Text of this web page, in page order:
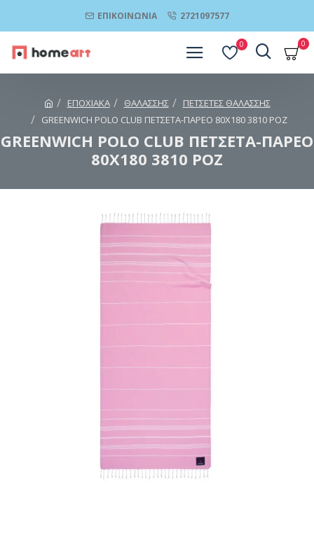
ΕΠΙΚΟΙΝΩΝΊΑ 2721097577
0 0
ΕΠΟΧΙΑΚΑ ΘΑΛΑΣΣΗΣ
ΠΕΤΣΕΤΕΣ ΘΑΛΑΣΣΗΣ
GREENWICH POLO CLUB ΠΕΤΣΕΤΑ-ΠΑΡΕΟ 80Χ180 3810 ΡΟΖ
GREENWICH POLO CLUB ΠΕΤΣΕΤΑ-ΠΑΡΕΟ
80Χ180 3810 ΡΟΖ